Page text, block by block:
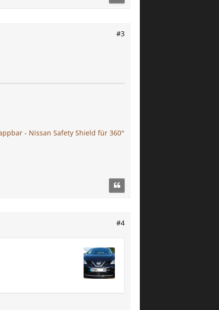
#3
- Nissan Safety Shield für 360°
#4